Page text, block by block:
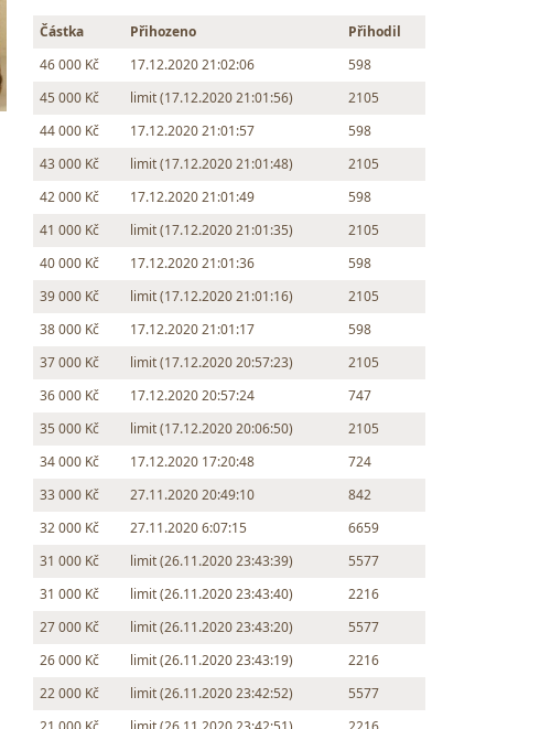
Částka Přihozeno
Přihodil
46 000 Kč
17.12.2020 21:02:06
598
45 000 Kč
limit (17.12.2020 21:01:56)
2105
44 000 Kč
17.12.2020 21:01:57
598
43 000 Kč
limit (17.12.2020 21:01:48)
2105
42 000 Kč
17.12.2020 21:01:49
598
41 000 Kč
limit (17.12.2020 21:01:35)
2105
40 000 Kč
17.12.2020 21:01:36
598
39 000 Kč
limit (17.12.2020 21:01:16)
2105
38 000 Kč
17.12.2020 21:01:17
598
37 000 Kč
limit (17.12.2020 20:57:23)
2105
36 000 Kč
17.12.2020 20:57:24
747
35 000 Kč
limit (17.12.2020 20:06:50)
2105
34 000 Kč
17.12.2020 17:20:48
724
33 000 Kč
27.11.2020 20:49:10
842
32 000 Kč
27.11.2020 6:07:15
6659
31 000 Kč
limit (26.11.2020 23:43:39)
5577
31 000 Kč
limit (26.11.2020 23:43:40)
2216
27 000 Kč
limit (26.11.2020 23:43:20)
5577
26 000 Kč
limit (26.11.2020 23:43:19)
2216
22 000 Kč
limit (26.11.2020 23:42:52)
5577